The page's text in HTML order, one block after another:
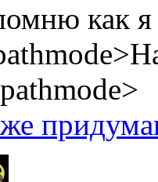
как